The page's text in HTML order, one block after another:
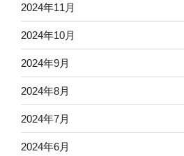
2024年11月
2024年10月
2024年9月
2024年8月
2024年7月
2024年6月